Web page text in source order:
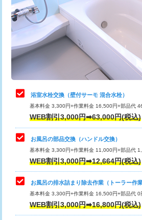
カメラ調査
桝清掃
止水・漏水調査・防水処理・清掃・修
理・調整・分解・加工など（軽作業）
止水・漏水調査・防水処理・清掃・修
理・調整・分解・加工など（中作業）
止水・漏水調査・防水処理・清掃・修
理・調整・分解・加工など（重作業）
トイレタンク脱着
トイレ便器脱着
タンクレストイレ脱着
小便器トイレ脱着
浴室水栓交換（壁付サーモ 混合水栓）
基本料金 3,300円+作業料金 16,500円+部品代
WEB割引3,000円➡63,000円(税込)
お風呂の部品交換（ハンドル交換）
基本料金 3,300円+作業料金 11,000円+部品代
WEB割引3,000円➡12,664円(税込)
お風呂の排水詰まり除去作業（トーラー作業
基本料金 3,300円+作業料金 16,500円+部品代 0
WEB割引3,000円➡16,800円(税込)